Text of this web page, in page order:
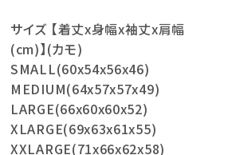
サイズ 【着丈x身幅x袖丈x肩幅
(cm)】(カモ)
SMALL(60x54x56x46)
MEDIUM(64x57x57x49)
LARGE(66x60x60x52)
XLARGE(69x63x61x55)
XXLARGE(71x66x62x58)